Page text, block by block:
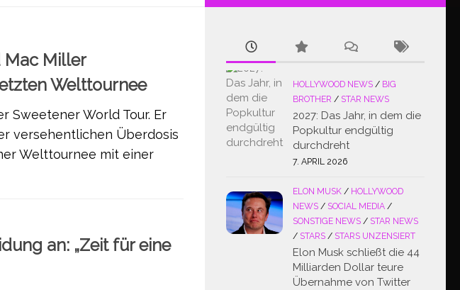
Mac Miller
Welttournee
Sweetener World Tour. Er
versehentlichen Überdosis
Welttournee mit einer
an: „Zeit für eine
HOLLYWOOD NEWS / BIG
BROTHER / STAR NEWS
2027: Das Jahr, in dem die
Popkultur endgültig
durchdreht
7. APRIL 2026
ELON MUSK / HOLLYWOOD
NEWS / SOCIAL MEDIA /
SONSTIGE NEWS / STAR NEWS
/ STARS / STARS UNZENSIERT
Elon Musk schließt die 44
Milliarden Dollar teure
Übernahme von Twitter